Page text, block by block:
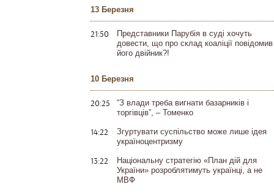
13 Березня
21:50
Представники Парубія в суді хочуть
довести, що про склад коаліції повідомив
його двійник?!
10 Березня
20:25
“З влади треба вигнати базарників і
торгівців”, – Томенко
14:22
Згуртувати суспільство може лише ідея
україноцентризму
13:22
Національну стратегію «План дій для
України» розроблятимуть українці, а не
МВФ